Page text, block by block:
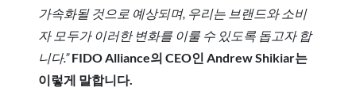
가속화될 것으로 예상되며, 우리는 브랜드와 소비
자 모두가 이러한 변화를 이룰 수 있도록 돕고자 합
니다.”FIDO Alliance의 CEO인 Andrew Shikiar는
이렇게 말합니다.